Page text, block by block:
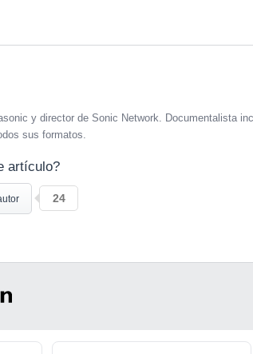
y director de Sonic Network. Documentalista
sus formatos.
artículo?
24